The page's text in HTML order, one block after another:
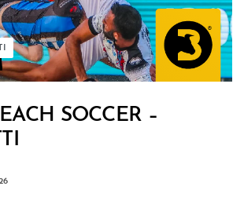
SOCCER –